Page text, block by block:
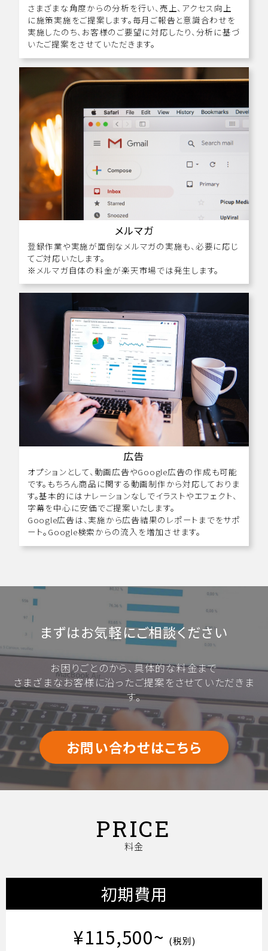
さまざまな角度からの分析を行い、売上、アクセス向上
に施策実施をご提案します。毎月ご報告と意識合わせを
実施したのち、お客様のご要望に対応したり、分析に基づ
いたご提案をさせていただきます。
メルマガ
登録作業や実施が面倒なメルマガの実施も、必要に応じ
てご対応いたします。
※メルマガ自体の料金が楽天市場では発生します。
広告
オプションとして、動画広告やGoogle広告の作成も可能
です。もちろん商品に関する動画制作から対応しておりま
す。基本的にはナレーションなしでイラストやエフェクト、
字幕を中心に安価でご提案いたします。
Google広告は、実施から広告結果のレポートまでをサポ
ート。Google検索からの流入を増加させます。
まずはお気軽にご相談ください
お困りごとのから、具体的な料金まで
さまざまなお客様に沿ったご提案をさせていただきま
す。
お問い合わせはこちら
PRICE
料金
初期費用
¥115,500~ (税別)